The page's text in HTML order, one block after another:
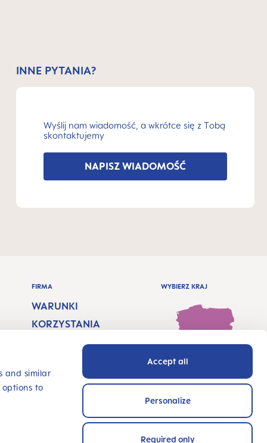
and similar
to
Accept all
Personalize
Required only
INNE PYTANIA?
Wyślij nam wiadomość, a wkrótce się z Tobą
skontaktujemy
NAPISZ WIADOMOŚĆ
FIRMA
WARUNKI
KORZYSTANIA
PRAWA AUTORSKIE
OCHRONA DANYCH
OŚWIADCZENIE O
DOSTĘPNOŚCI
WYBIERZ KRAJ